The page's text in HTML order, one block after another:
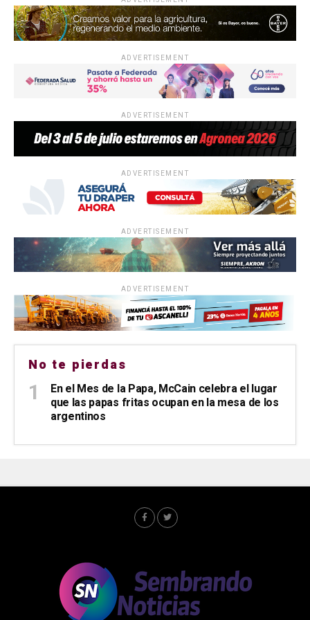
ADVERTISEMENT
ADVERTISEMENT
ADVERTISEMENT
ADVERTISEMENT
ADVERTISEMENT
No te pierdas
En el Mes de la Papa, McCain celebra el lugar
que las papas fritas ocupan en la mesa de los
argentinos